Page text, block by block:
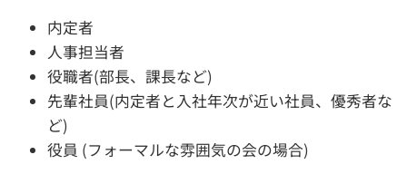
内定者
人事担当者
役職者(部長、課長など)
先輩社員(内定者と入社年次が近い社員、優秀者な
ど)
役員 (フォーマルな雰囲気の会の場合)